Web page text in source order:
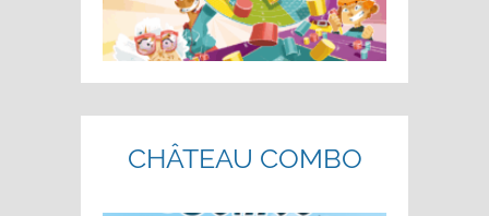
CHÂTEAU COMBO